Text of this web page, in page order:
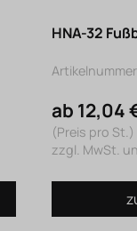
HNA-32
ab 12,04
(Preis pro St.)
zzgl. MwSt.